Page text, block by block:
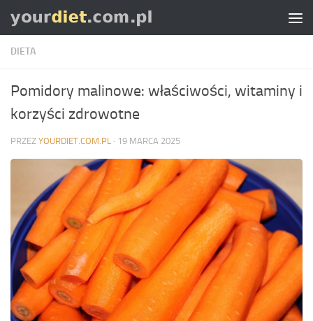
Skip to content
DIETA
Pomidory malinowe: właściwości, witaminy i
korzyści zdrowotne
PRZEZ YOURDIET.COM.PL · 19 MARCA 2025